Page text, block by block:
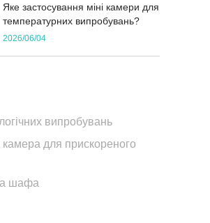
Яке застосування міні камери для
температурних випробувань?
2026/06/04
випробувань
для прискореного
шафа